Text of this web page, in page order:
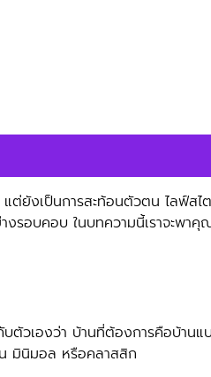
ต่ยังเป็นการสะท้อนตัวตน ไลฟ์ส
บคอบ ในบทความนี้เราจะพาคุ
วเองว่า บ้านที่ต้องการคือบ้า
น มินิมอล หรือคลาสสิก